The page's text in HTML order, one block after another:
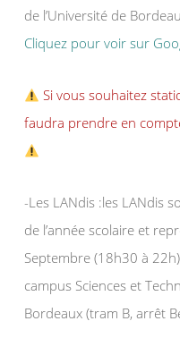
de l’Université de
Cliquez pour voir sur
Si vous souhaitez
faudra prendre en
-Les LANdis :les LANdis
de l’année scolaire et
Septembre (18h30 à
campus Sciences et
Bordeaux (tram B, arrêt